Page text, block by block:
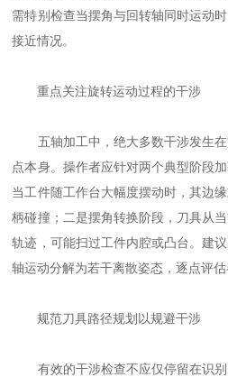
需特别检查当摆角与回转轴同时运动
接近情况。
重点关注旋转运动过程的干涉
五轴加工中，绝大多数干涉发生在
点本身。操作者应针对两个典型阶段
当工件随工作台大幅度摆动时，其边
柄碰撞；二是摆角转换阶段，刀具从
轨迹，可能扫过工件内腔或凸台。建
轴运动分解为若干离散姿态，逐点评估
规范刀具路径规划以规避干涉
有效的干涉检查不应仅停留在识别